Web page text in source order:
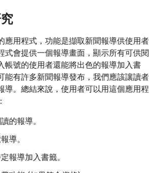
應用程式，功能是擷取新聞報導供使用者
式會提供一個報導畫面，顯示所有可供閱
帳號的使用者還能將出色的報導加入書
能有許多新聞報導發布，我們應該讓讀者
導。總結來說，使用者可以用這個應用程
的報導。
導。
報導加入書籤。